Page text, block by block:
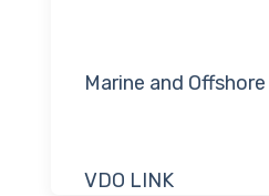
Marine and
VDO LINK